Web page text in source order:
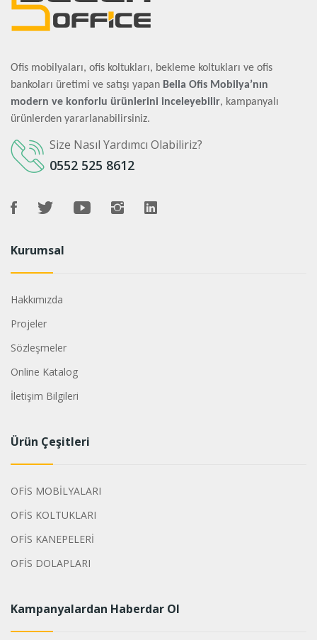
Ofis mobilyaları, ofis koltukları, bekleme koltukları ve ofis
bankoları üretimi ve satışı yapan Bella Ofis Mobilya’nın
modern ve konforlu ürünlerini inceleyebilir, kampanyalı
ürünlerden yararlanabilirsiniz.
Size Nasıl Yardımcı Olabiliriz?
0552 525 8612
Kurumsal
Hakkımızda
Projeler
Sözleşmeler
Online Katalog
İletişim Bilgileri
Ürün Çeşitleri
OFİS MOBİLYALARI
OFİS KOLTUKLARI
OFİS KANEPELERİ
OFİS DOLAPLARI
Kampanyalardan Haberdar Ol